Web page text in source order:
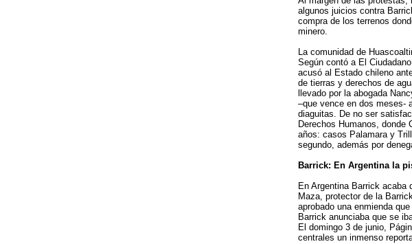
algunos juicios contra
compra de los terrenos
minero.
La comunidad de
Según contó a El
acusó al Estado chileno
de tierras y derechos de
llevado por la abogada
–que vence en dos meses-
diaguitas. De no ser
Derechos Humanos, donde
años: casos Palamara y
segundo, además por
Barrick: En Argentina la
En Argentina Barrick acaba
Maza, protector de la
aprobado una enmienda
Barrick anunciaba que se
El domingo 3 de junio,
centrales un inmenso